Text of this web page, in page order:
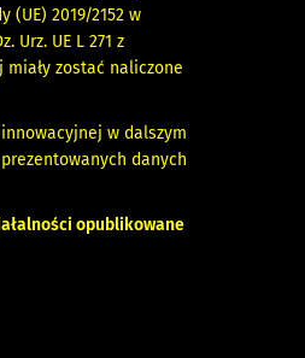
2019/2152 w
UE L 271 z
miały zostać naliczone
w dalszym
danych
opublikowane